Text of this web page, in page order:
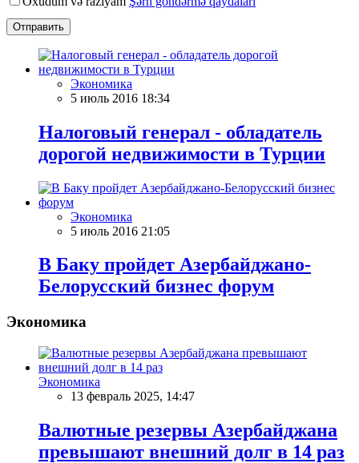
Отправить
Экономика
5 июль 2016 18:34
Налоговый генерал - обладатель
дорогой недвижимости в Турции
Экономика
5 июль 2016 21:05
В Баку пройдет Азербайджано-
Белорусский бизнес форум
Экономика
Экономика
13 февраль 2025, 14:47
Валютные резервы Азербайджана
превышают внешний долг в 14 раз